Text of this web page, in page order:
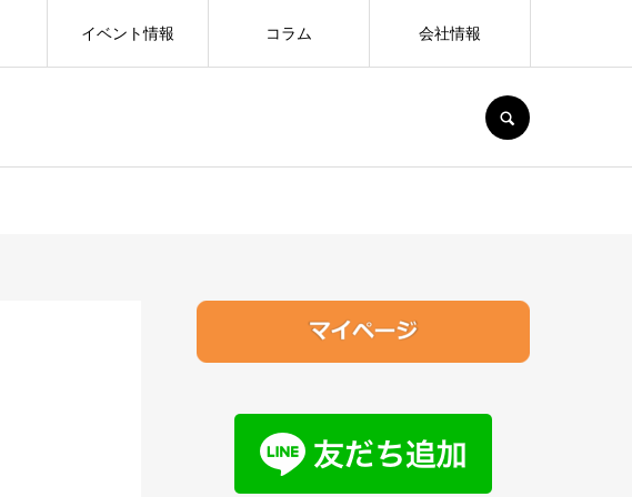
イベント情報 コラム 会社情報